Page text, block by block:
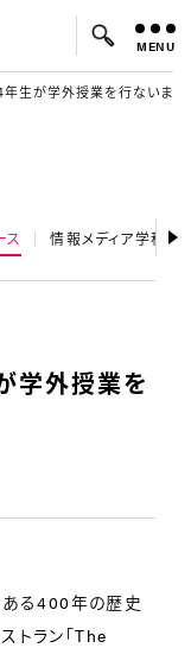
名古屋文理大
MENU
年生が学外授業を行ないまし
ス 情報メディア学科ニ
学外授業を
ある400年の歴史
トラン「The